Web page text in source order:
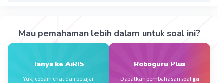
Iklan
2,1 ÷ 0,7
= 21/10 × 10/7
= 3
Mau pemahaman lebih dalam untuk soal ini?
Tanya ke AiRIS
Yuk, cobain chat dan belajar
Roboguru Plus
Dapatkan pembahasan soal ga